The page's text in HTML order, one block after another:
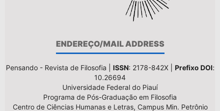
ENDEREÇO/MAIL ADDRESS
Pensando - Revista de Filosofia | ISSN: 2178-842X | Prefixo DOI:
10.26694
Universidade Federal do Piauí
Programa de Pós-Graduação em Filosofia
Centro de Ciências Humanas e Letras, Campus Min. Petrônio